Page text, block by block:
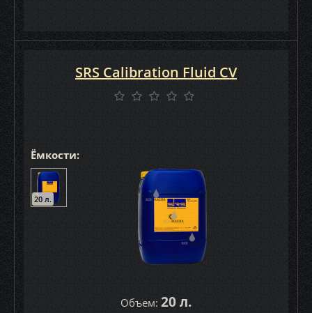
Ёмкости:
20 л.
Объем: 20 л.
SRS Calibration Fluid CV